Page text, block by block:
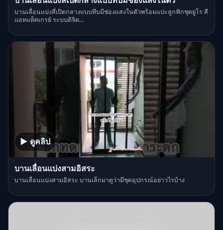
บานเลื่อนแบ่งสี่เปิดกลางแบบทึบมีช่องแสงในตัวพร้อมแปะลูกฟักชุดยูโร สี
แอทแท็คเกรย์ ระบบดิจิต…
▶ ดูคลิป
บานเลื่อนแบ่งสามอิสระ
บานเลื่อนแบ่งสามอิสระ บานเล็กมาดูว่ามีชุดอุปกรณ์อย่าวไรบ้าง